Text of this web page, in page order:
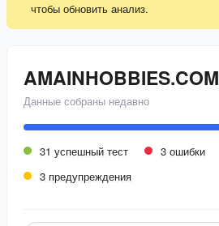
чтобы обновить анализ.
AMAINHOBBIES.COM
Данные собраны недавно
31 успешный тест
3 ошибки
3 предупреждения